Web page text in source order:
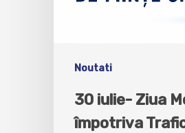
Noutati
30 iulie- Ziua
împotriva